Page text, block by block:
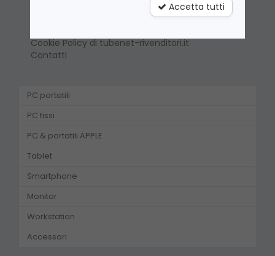
Cookie Table di tubenet-rivenditori.it
Cookie Policy di tubenet-rivenditori.it
Contatti
PC portatili
PC fissi
PC & portatili APPLE
Tablet
Smartphone
Monitor
Workstation
Accessori
Accetta tutti